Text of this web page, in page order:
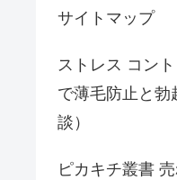
サイトマップ
ストレス コン
で薄毛防止と勃
談）
ピカキチ叢書